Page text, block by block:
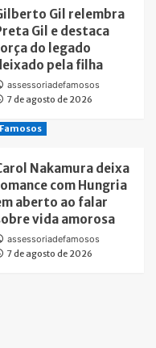
Gil relembra
Gil e destaca
do legado
pela filha
assessoriadefamosos
7 de agosto de 2026
Famosos
Nakamura deixa
com Hungria
aberto ao falar
vida amorosa
assessoriadefamosos
7 de agosto de 2026